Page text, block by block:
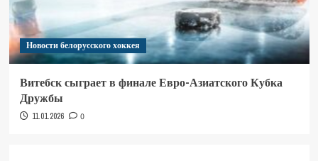
Новости белорусского хоккея
Витебск сыграет в финале Евро-Азиатского Кубка
Дружбы
11.01.2026 0